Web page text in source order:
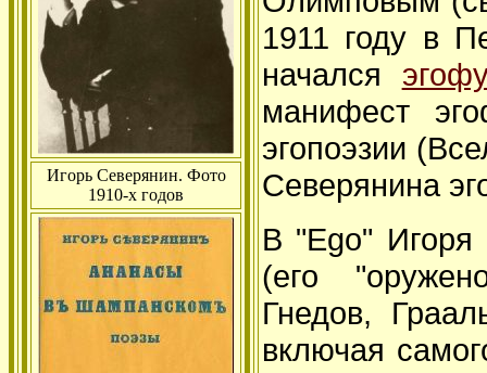
Игорь Северянин. Фото
1910-х годов
1911 году в
начался
манифест
эгопоэзии
Северянина
В "Ego" Игоря
(его
Гнедов,
включая